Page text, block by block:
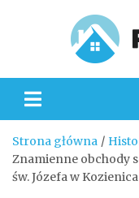
Strona główna
Znamienne obchody
św. Józefa w